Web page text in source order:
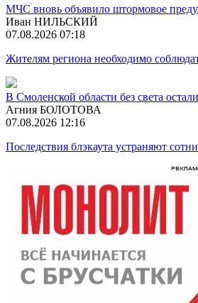
МЧС вновь объявило штормовое
Иван НИЛЬСКИЙ
07.08.2026 07:18
Жителям региона необходимо
В Смоленской области без света
Агния БОЛОТОВА
07.08.2026 12:16
Последствия блэкаута устраняют